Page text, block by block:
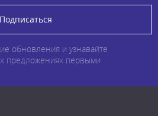
Подписаться
обновления и узнавайте
предложениях первыми